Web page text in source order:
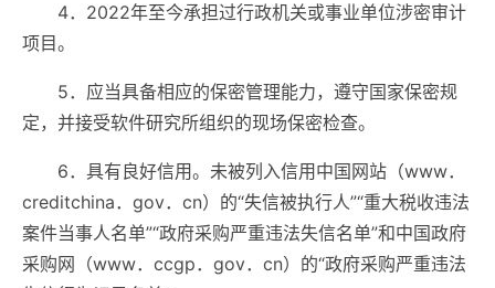
4． 2022年至今承担过行政机关或事业单位涉密审计
项目。
5．应当具备相应的保密管理能力，遵守国家保密规
定，并接受软件研究所组织的现场保密检查。
6．具有良好信用。未被列入信用中国网站（www．
creditchina．gov．cn）的“失信被执行人”“重大税收违法
案件当事人名单”“政府采购严重违法失信名单”和中国政府
采购网（www．ccgp．gov．cn）的“政府采购严重违法